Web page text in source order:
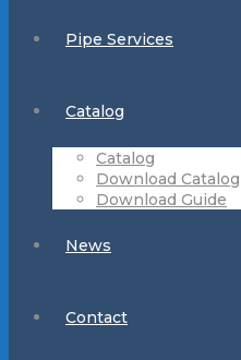
Pipe Services
Catalog
Catalog
Download Catalog
Download Guide
News
Contact